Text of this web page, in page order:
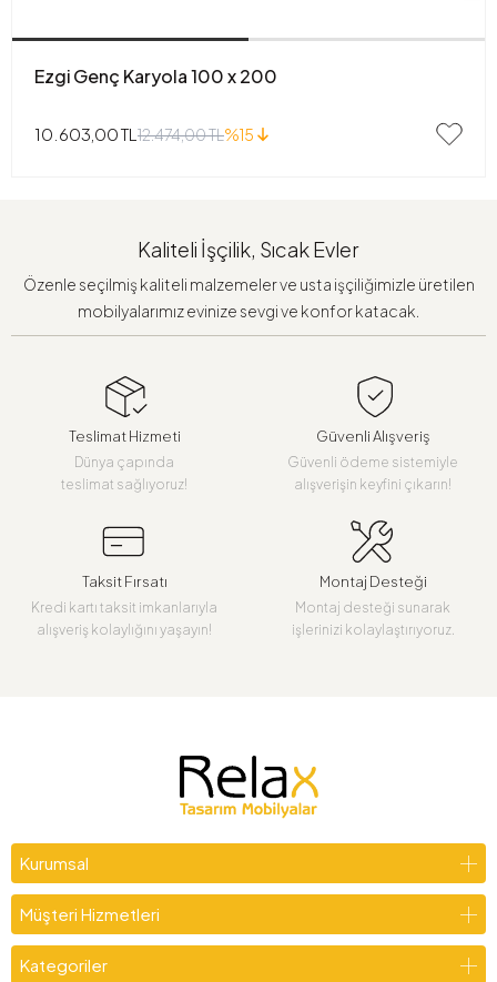
Ezgi Genç Karyola 100 x 200
10.603,00 TL 12.474,00 TL%15
Kaliteli İşçilik, Sıcak Evler
Özenle seçilmiş kaliteli malzemeler ve usta işçiliğimizle üretilen
mobilyalarımız evinize sevgi ve konfor katacak.
Teslimat Hizmeti
Dünya çapında
teslimat sağlıyoruz!
Güvenli Alışveriş
Güvenli ödeme sistemiyle
alışverişin keyfini çıkarın!
Taksit Fırsatı
Kredi kartı taksit imkanlarıyla
alışveriş kolaylığını yaşayın!
Montaj Desteği
Montaj desteği sunarak
işlerinizi kolaylaştırıyoruz.
Kurumsal
Müşteri Hizmetleri
Kategoriler